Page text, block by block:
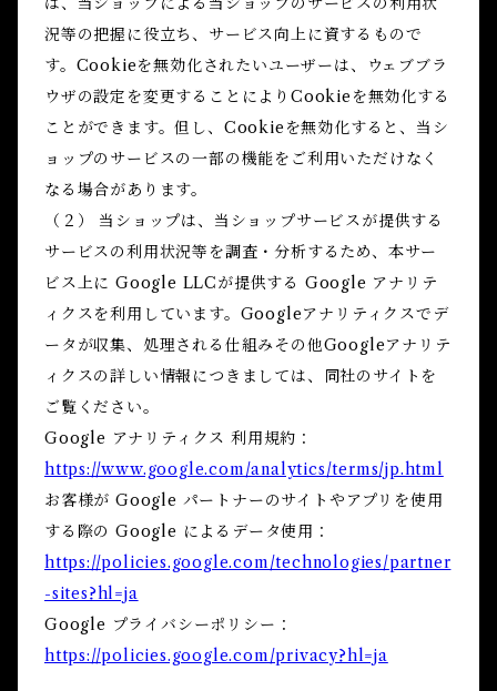
況等の把握に役立ち、サービス向上に資するもので
す。Cookieを無効化されたいユーザーは、ウェブブラ
ウザの設定を変更することによりCookieを無効化する
ことができます。但し、Cookieを無効化すると、当シ
ョップのサービスの一部の機能をご利用いただけなく
なる場合があります。
（２） 当ショップは、当ショップサービスが提供する
サービスの利用状況等を調査・分析するため、本サー
ビス上に Google LLCが提供する Google アナリテ
ィクスを利用しています。Googleアナリティクスでデ
ータが収集、処理される仕組みその他Googleアナリテ
ィクスの詳しい情報につきましては、同社のサイトを
ご覧ください。
Google アナリティクス 利用規約：
https://www.google.com/analytics/terms/jp.html
お客様が Google パートナーのサイトやアプリを使用
する際の Google によるデータ使用：
https://policies.google.com/technologies/partner
-sites?hl=ja
Google プライバシーポリシー：
https://policies.google.com/privacy?hl=ja